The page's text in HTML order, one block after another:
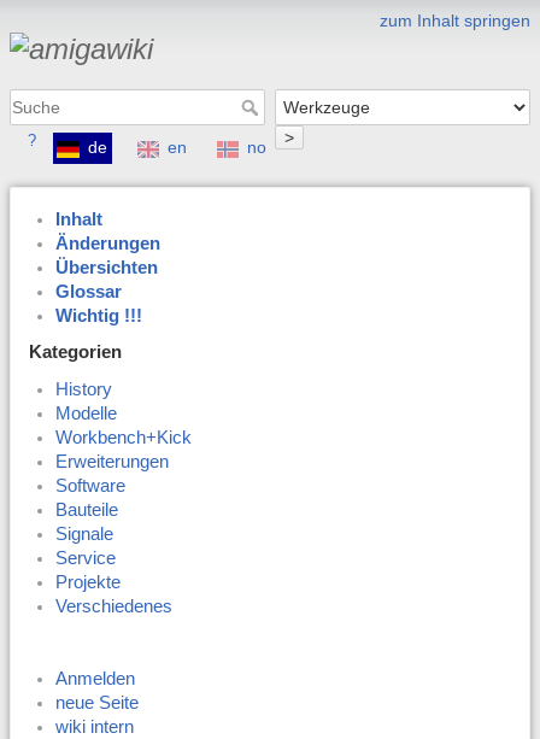
zum Inhalt springen
>
? de en no
Inhalt
Änderungen
Übersichten
Glossar
Wichtig !!!
Kategorien
History
Modelle
Workbench+Kick
Erweiterungen
Software
Bauteile
Signale
Service
Projekte
Verschiedenes
Anmelden
neue Seite
wiki intern